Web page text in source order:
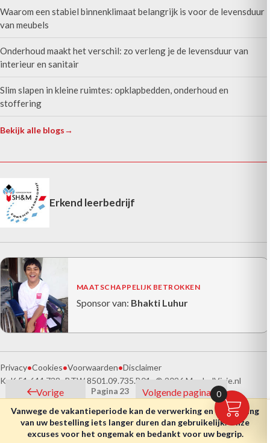
Berichten
paginering
Vorige
pagina
Pagina23 Volgende pagina
Waarom een stabiel binnenklimaat belangrijk is voor de levensduur
van meubels
Onderhoud maakt het verschil: zo verleng je de levensduur van
interieur en sanitair
Slim slapen in kleine ruimtes: opklapbedden, onderhoud en
stoffering
Bekijk alle blogs→
Erkend leerbedrijf
MAATSCHAPPELIJK BETROKKEN
Sponsor van: Bhakti Luhur
Privacy•Cookies•Voorwaarden•Disclaimer
KvK 51.644.738 BTW 8501.09.735.B01 © 2026 MeubelVisie.nl
Vanwege de vakantieperiode kan de verwerking en verzending
van uw bestelling iets langer duren dan gebruikelijk. Onze
excuses voor het ongemak en bedankt voor uw begrip.
0